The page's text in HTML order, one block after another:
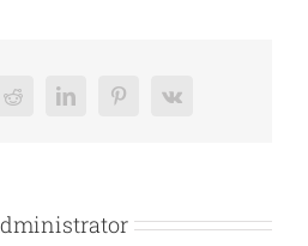
RedditLinkedInPinterest
Vk